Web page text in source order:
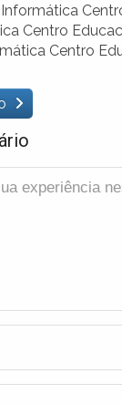
Centro
Centro